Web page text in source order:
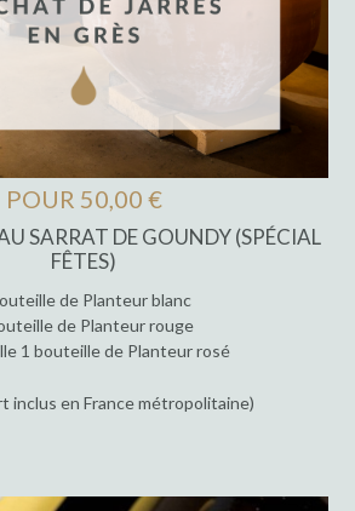
POUR 50,00 €
SARRAT DE GOUNDY (SPÉCIAL
FÊTES)
de Planteur blanc
de Planteur rouge
1 bouteille de Planteur rosé
inclus en France métropolitaine)